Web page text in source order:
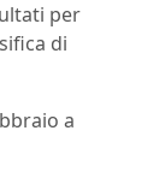
per
di
a